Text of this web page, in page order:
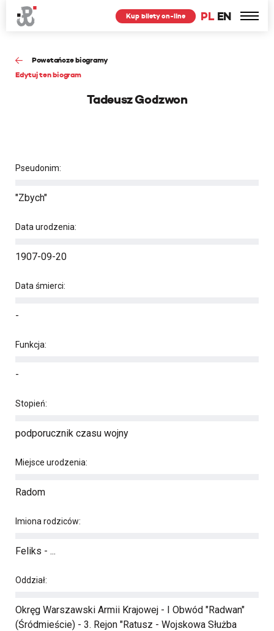
PL EN
Kup bilety on-line
Powstańcze biogramy
Edytuj ten biogram
Tadeusz Godzwon
Pseudonim:
"Zbych"
Data urodzenia:
1907-09-20
Data śmierci:
-
Funkcja:
-
Stopień:
podporucznik czasu wojny
Miejsce urodzenia:
Radom
Imiona rodziców:
Feliks - ...
Oddział:
Okręg Warszawski Armii Krajowej - I Obwód "Radwan"
(Śródmieście) - 3. Rejon "Ratusz - Wojskowa Służba